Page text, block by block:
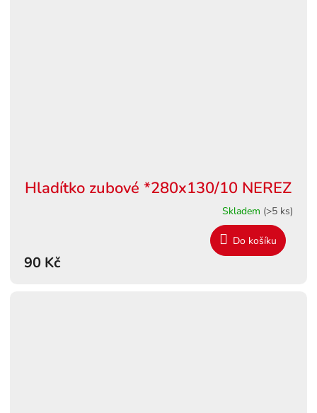
Hladítko zubové *280x130/10 NEREZ
Skladem (>5 ks)
90 Kč
Do košíku